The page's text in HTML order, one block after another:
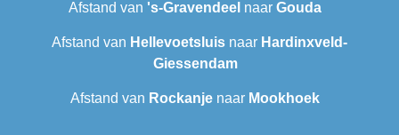
Afstand van 's-Gravendeel naar Gouda
Afstand van Hellevoetsluis naar Hardinxveld-
Giessendam
Afstand van Rockanje naar Mookhoek